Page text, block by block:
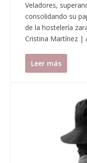
Veladores,
consolidando su
de la hostelería
Cristina Martínez |
Leer más